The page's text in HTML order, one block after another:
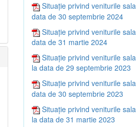
Situație privind veniturile
data de 30 septembrie 2024
Situație privind veniturile
data de 31 martie 2024
Situație privind veniturile
la data de 29 septembrie 2023
Situație privind veniturile
data de 30 septembrie 2023
Situație privind veniturile
la data de 31 martie 2023